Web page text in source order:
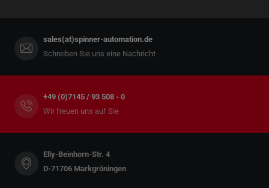
sales(at)spinner-automation.de
Schreiben Sie uns eine Nachricht
+49 (0)7145 / 93 508 - 0
Wir freuen uns auf Sie
Elly-Beinhorn-Str. 4
D-71706 Markgröningen